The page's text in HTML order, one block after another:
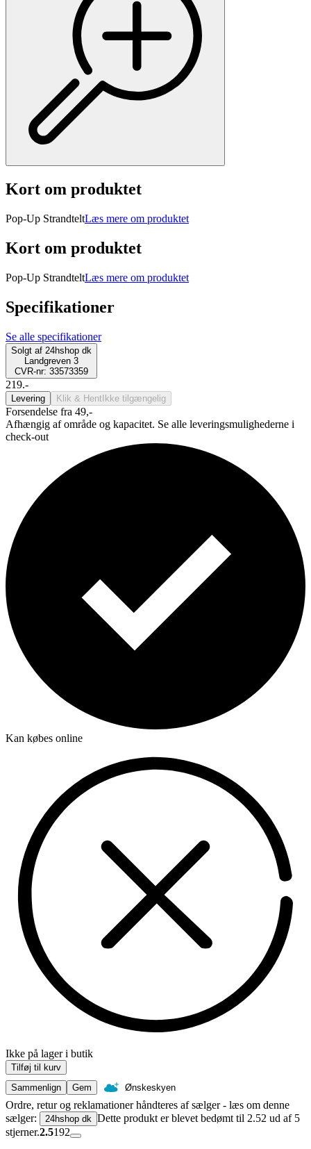
Kort om produktet
Pop-Up StrandteltLæs mere om produktet
Kort om produktet
Pop-Up StrandteltLæs mere om produktet
Specifikationer
Se alle specifikationer
Solgt af 24hshop dk
Landgreven 3
CVR-nr: 33573359
219.-
Levering Klik & Hent Ikke tilgængelig
Forsendelse fra 49,-
Afhængig af område og kapacitet. Se alle leveringsmulighederne i
check-out
Kan købes online
Ikke på lager i butik
Tilføj til kurv
Sammenlign
Gem Ønskeskyen
Ordre, retur og reklamationer håndteres af sælger - læs om denne
sælger:
24hshop dk Dette produkt er blevet bedømt til 2.52 ud af 5
stjerner.2.5192